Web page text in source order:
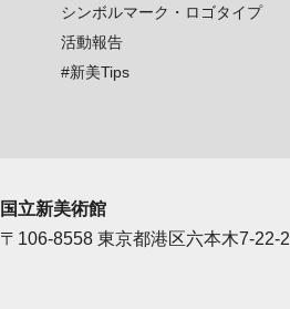
シンボルマーク・ロゴタイプ
活動報告
#新美Tips
国立新美術館
〒106-8558 東京都港区六本木7-22-2